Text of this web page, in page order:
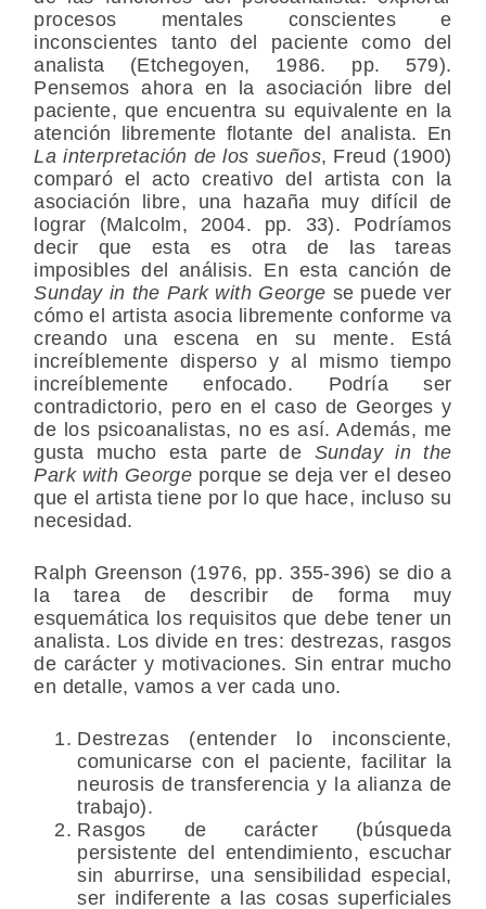
procesos mentales conscientes e
inconscientes tanto del paciente como del
analista (Etchegoyen, 1986. pp. 579).
Pensemos ahora en la asociación libre del
paciente, que encuentra su equivalente en la
atención libremente flotante del analista. En
La interpretación de los sueños, Freud (1900)
comparó el acto creativo del artista con la
asociación libre, una hazaña muy difícil de
lograr (Malcolm, 2004. pp. 33). Podríamos
decir que esta es otra de las tareas
imposibles del análisis. En esta canción de
Sunday in the Park with George se puede ver
cómo el artista asocia libremente conforme va
creando una escena en su mente. Está
increíblemente disperso y al mismo tiempo
increíblemente enfocado. Podría ser
contradictorio, pero en el caso de Georges y
de los psicoanalistas, no es así. Además, me
gusta mucho esta parte de Sunday in the
Park with George porque se deja ver el deseo
que el artista tiene por lo que hace, incluso su
necesidad.
Ralph Greenson (1976, pp. 355-396) se dio a
la tarea de describir de forma muy
esquemática los requisitos que debe tener un
analista. Los divide en tres: destrezas, rasgos
de carácter y motivaciones. Sin entrar mucho
en detalle, vamos a ver cada uno.
Destrezas (entender lo inconsciente,
comunicarse con el paciente, facilitar la
neurosis de transferencia y la alianza de
trabajo).
Rasgos de carácter (búsqueda
persistente del entendimiento, escuchar
sin aburrirse, una sensibilidad especial,
ser indiferente a las cosas superficiales